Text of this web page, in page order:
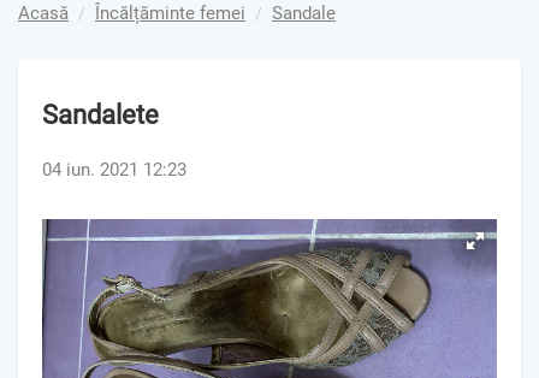
Acasă Încălțăminte femei Sandale
Sandalete
04 iun. 2021 12:23